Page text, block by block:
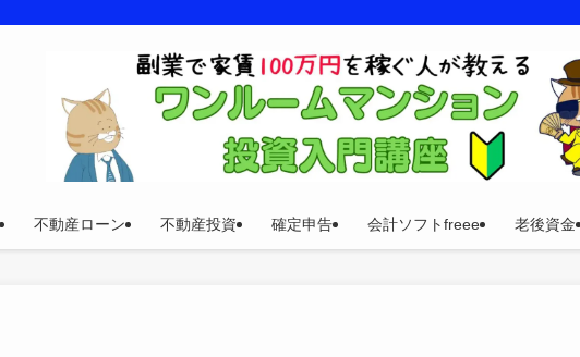
不動産ローン 不動産投資 確定申告 会計ソフトfreee 老後資金